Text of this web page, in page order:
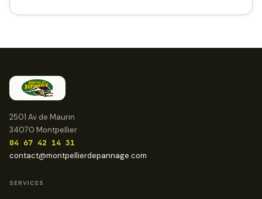
2501 Av de Maurin
34070 Montpellier
04 67 42 14 31
contact@montpellierdepannage.com
SERVICES